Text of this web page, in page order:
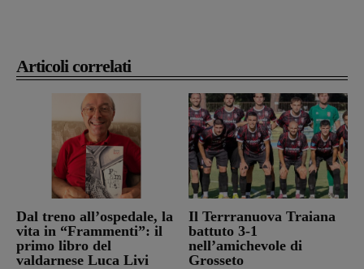
Articoli correlati
Dal treno all’ospedale, la
vita in “Frammenti”: il
primo libro del
valdarnese Luca Livi
Il Terrranuova Traiana
battuto 3-1
nell’amichevole di
Grosseto